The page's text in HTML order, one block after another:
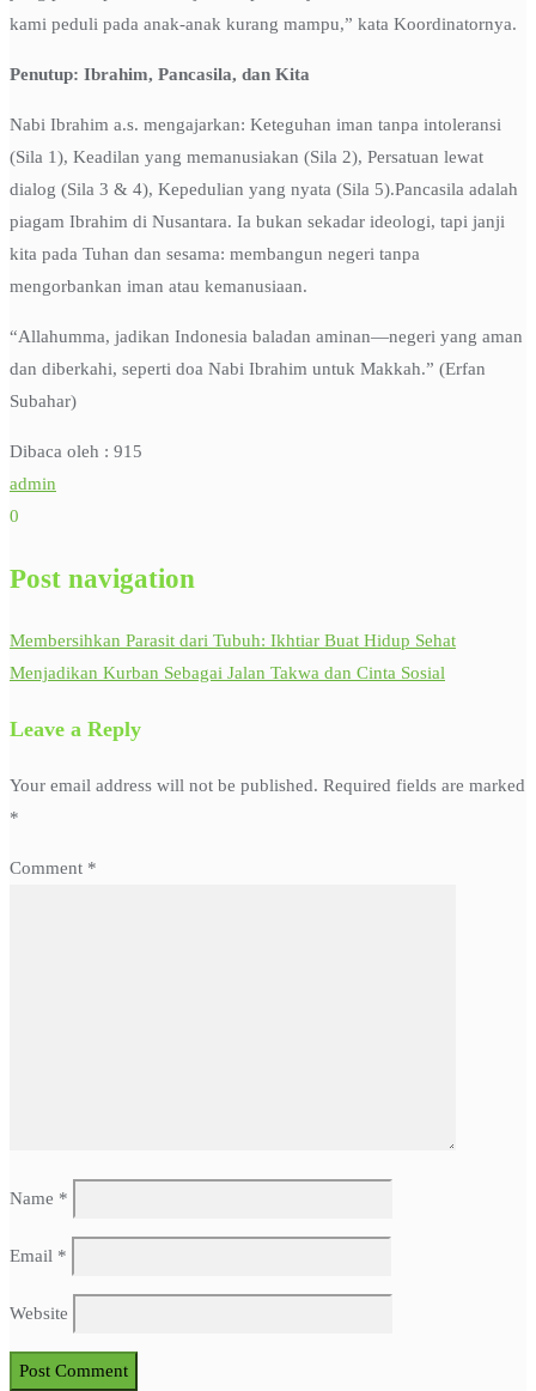
kami peduli pada anak-anak kurang mampu,” kata Koordinatornya.
Penutup: Ibrahim, Pancasila, dan Kita
Nabi Ibrahim a.s. mengajarkan: Keteguhan iman tanpa intoleransi
(Sila 1), Keadilan yang memanusiakan (Sila 2), Persatuan lewat
dialog (Sila 3 & 4), Kepedulian yang nyata (Sila 5).Pancasila adalah
piagam Ibrahim di Nusantara. Ia bukan sekadar ideologi, tapi janji
kita pada Tuhan dan sesama: membangun negeri tanpa
mengorbankan iman atau kemanusiaan.
“Allahumma, jadikan Indonesia baladan aminan—negeri yang aman
dan diberkahi, seperti doa Nabi Ibrahim untuk Makkah.” (Erfan
Subahar)
Dibaca oleh : 915
admin
0
Post navigation
Membersihkan Parasit dari Tubuh: Ikhtiar Buat Hidup Sehat
Menjadikan Kurban Sebagai Jalan Takwa dan Cinta Sosial
Leave a Reply
Your email address will not be published. Required fields are marked
*
Comment *
Name *
Email *
Website